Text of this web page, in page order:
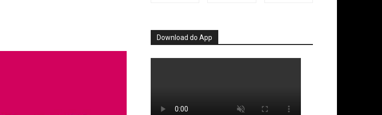
Download do App